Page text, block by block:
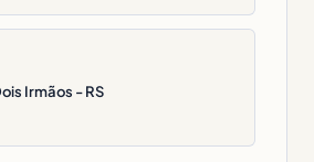
Irmãos - RS